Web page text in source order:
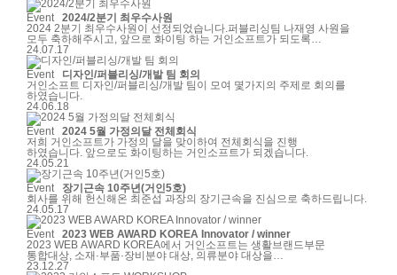
Event 2024/2분기 최우수사원
2024 2분기 최우수사원이 선정되었습니다.퍼블리싱팀 나재영 사원을
모두 축하해주시고, 앞으로 화이팅 하는 거인소프트가 되도록
합시다!2분기 최우수사원퍼블리싱팀 나재영 사원저를 2024년도 2분기
우수사원으로 뽑아주셔서 정말 감사드립니다!아직은 부족한 점이 더
많아서 우수사원이라고 하기엔 조금 부끄럽지만 그래도 뽑아주신 만큼
앞으로 더 열심히 하는 사원이 되겠습니다.함께 일하면서 저를 많이
도와주시고 이끌어주시는 거인소프트 모든 팀원분들께 항상
감사드리며 특히 제가 모르는 부분들을 여쭤볼때마다 친절하게 잘
알려주시는 은빈대리님 덕분에 많이 배우고 성장할 수 있었던 것
같습니다. 정말 늘 감사드립니다!항상 거인소프트 퍼블리싱팀으로서
자부심을 가질 수 있도록 앞으로도 부족한 점 잘 메꾸며 더 열심히
노력하도록 하겠습니다.감사합니다!
24.07.17
Event
디자인/퍼블리싱/개발 팀 회의
거인소프트 디자인/퍼블리싱/개발 팀이 모여 몇가지의 주제로 회의를
하였습니다.
24.06.18
Event 2024 5월 가정의달 전체회식
저희 거인소프트가 가정의 달을 맞이하여 전체회식을 진행
하였습니다. 앞으로도 화이팅하는 거인소프트가 되겠습니다.
24.05.21
Event
장기근속 10주년(거인5호)
회사를 위해 헌신해온 최준섭 과장의 장기근속을 진심으로 축하드립니다.
24.05.17
Event 2023 WEB AWARD KOREA Innovator / winner
2023 WEB AWARD KOREA에서 거인소프트는 생활브랜드부문
통합대상, 소재·부품·장비분야 대상, 의류분야 대상을
수상하였습니다. 감사합니다.
23.12.27